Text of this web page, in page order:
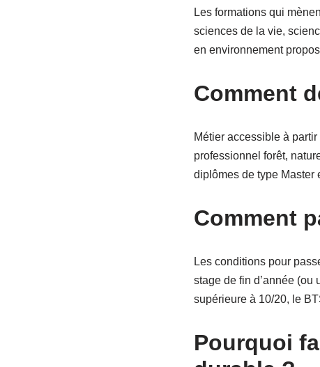
Les formations qui
sciences de la vie,
en environnement
Comment
Métier accessible à
professionnel forêt,
diplômes de type Master
Comment
Les conditions pour
stage de fin d’année (ou
supérieure à 10/20, le
Pourquoi